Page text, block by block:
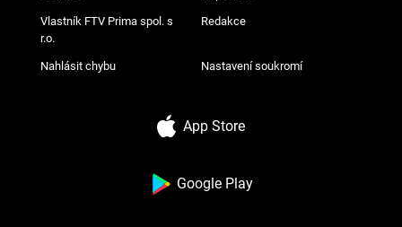
Vlastník FTV Prima spol. s
r.o.
Redakce
Nahlásit chybu Nastavení soukromí
App Store
Google Play